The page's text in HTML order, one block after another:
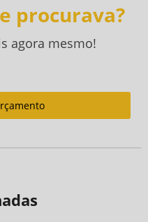
procurava?
agora mesmo!